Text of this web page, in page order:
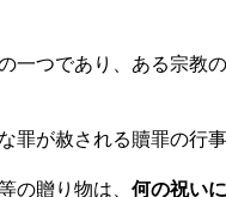
一つであり、ある宗教
罪が赦される贖罪の行
の贈り物は、 何の祝い